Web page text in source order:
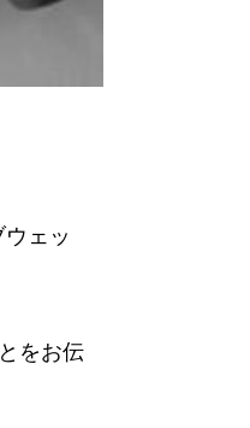
ェッ
をお伝